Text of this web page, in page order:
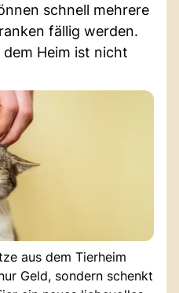
schnell mehrere
fällig werden.
dem Heim ist nicht
aus dem Tierheim
Geld, sondern schenkt